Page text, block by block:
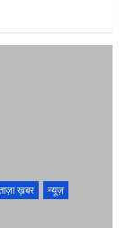
ख़बर
न्यूज़